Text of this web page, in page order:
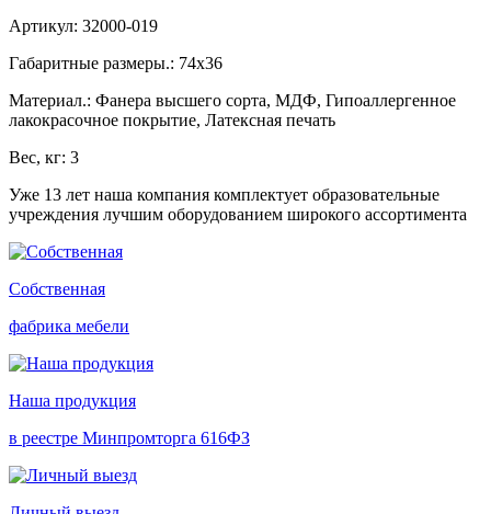
Артикул: 32000-019
Габаритные размеры.: 74х36
Материал.: Фанера высшего сорта, МДФ, Гипоаллергенное
лакокрасочное покрытие, Латексная печать
Вес, кг: 3
Уже 13 лет наша компания комплектует образовательные
учреждения лучшим оборудованием широкого ассортимента
Собственная
фабрика мебели
Наша продукция
в реестре Минпромторга 616ФЗ